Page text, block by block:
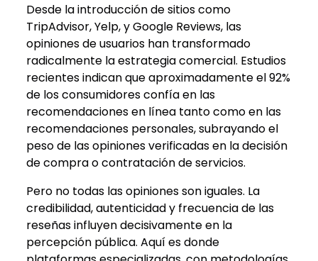
Desde la introducción de sitios como
TripAdvisor, Yelp, y Google Reviews, las
opiniones de usuarios han transformado
radicalmente la estrategia comercial. Estudios
recientes indican que aproximadamenteel 92%
de los consumidores confía en las
recomendaciones en línea tanto como en las
recomendaciones personales, subrayando el
peso de las opiniones verificadas en la decisión
de compra o contratación de servicios.
Pero no todas las opiniones son iguales. La
credibilidad, autenticidad y frecuencia de las
reseñas influyen decisivamente en la
percepción pública. Aquí es donde